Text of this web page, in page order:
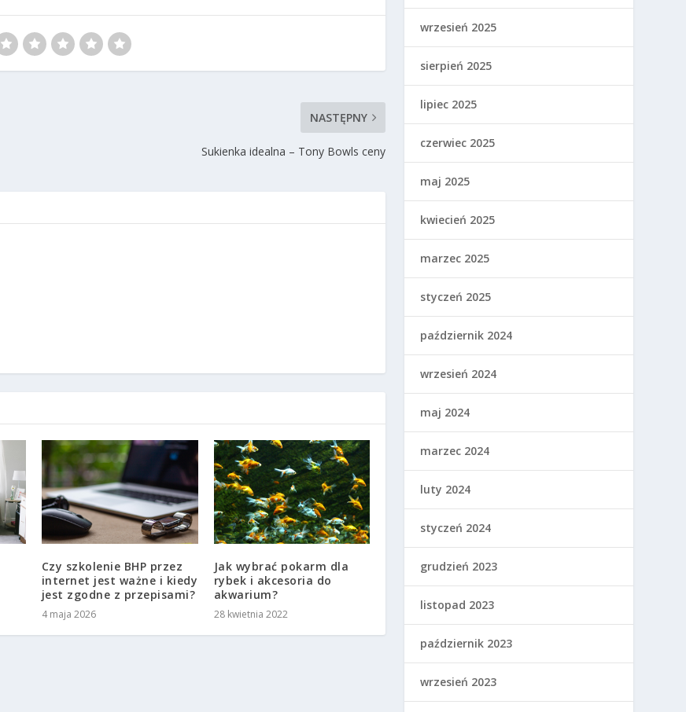
NASTĘPNY
Sukienka idealna – Tony Bowls ceny
Czy szkolenie BHP przez
internet jest ważne i kiedy
jest zgodne z przepisami?
4 maja 2026
Jak wybrać pokarm dla
rybek i akcesoria do
akwarium?
28 kwietnia 2022
wrzesień 2025
sierpień 2025
lipiec 2025
czerwiec 2025
maj 2025
kwiecień 2025
marzec 2025
styczeń 2025
październik 2024
wrzesień 2024
maj 2024
marzec 2024
luty 2024
styczeń 2024
grudzień 2023
listopad 2023
październik 2023
wrzesień 2023